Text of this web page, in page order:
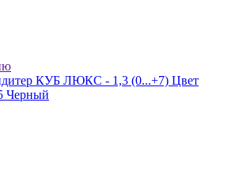
КУБ ЛЮКС - 1,3 (0...+7) Цвет
Черный